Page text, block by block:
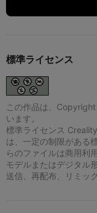
標準ライセンス
この作品は、
います。
標準ライセンス
は、一定の制限がある
らのファイルは商用利
モデルまたはデジタル
送信、再配布、リミッ